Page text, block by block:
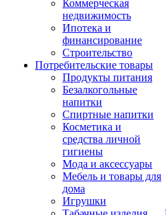
Коммерческая
недвижимость
Ипотека и
финансирование
Строительство
Потребительские товары
Продукты питания
Безалкогольные
напитки
Спиртные напитки
Косметика и
средства личной
гигиены
Мода и аксессуары
Мебель и товары для
дома
Игрушки